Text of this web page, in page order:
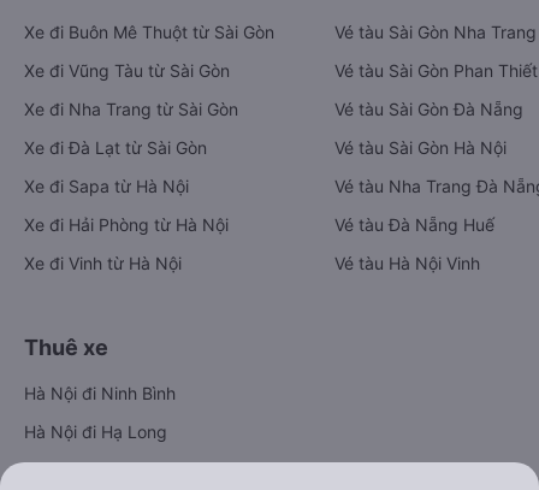
Xe đi Buôn Mê Thuột từ Sài Gòn
Xe đi Vũng Tàu từ Sài Gòn
Xe đi Nha Trang từ Sài Gòn
Xe đi Đà Lạt từ Sài Gòn
Xe đi Sapa từ Hà Nội
Xe đi Hải Phòng từ Hà Nội
Xe đi Vinh từ Hà Nội
Vé tàu Sài Gòn Nha Trang
Vé tàu Sài Gòn Phan Thiết
Vé tàu Sài Gòn Đà Nẵng
Vé tàu Sài Gòn Hà Nội
Vé tàu Nha Trang Đà
Vé tàu Đà Nẵng Huế
Vé tàu Hà Nội Vinh
Thuê xe
Hà Nội đi Ninh Bình
Hà Nội đi Hạ Long